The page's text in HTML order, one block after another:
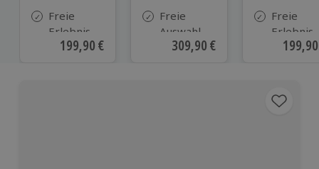
Freie
Erlebnis-
Auswahl
Aktueller Preis
199,90 €
Freie
Auswahl
aus ca. 290
Aktueller Preis
309,90 €
Freie
Erlebnis-
Auswahl